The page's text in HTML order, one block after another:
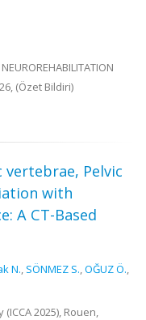
(Özet Bildiri)
Pelvic
with
A CT-Based
N., SÖNMEZ S.,OĞUZ Ö.,
2025), Rouen,